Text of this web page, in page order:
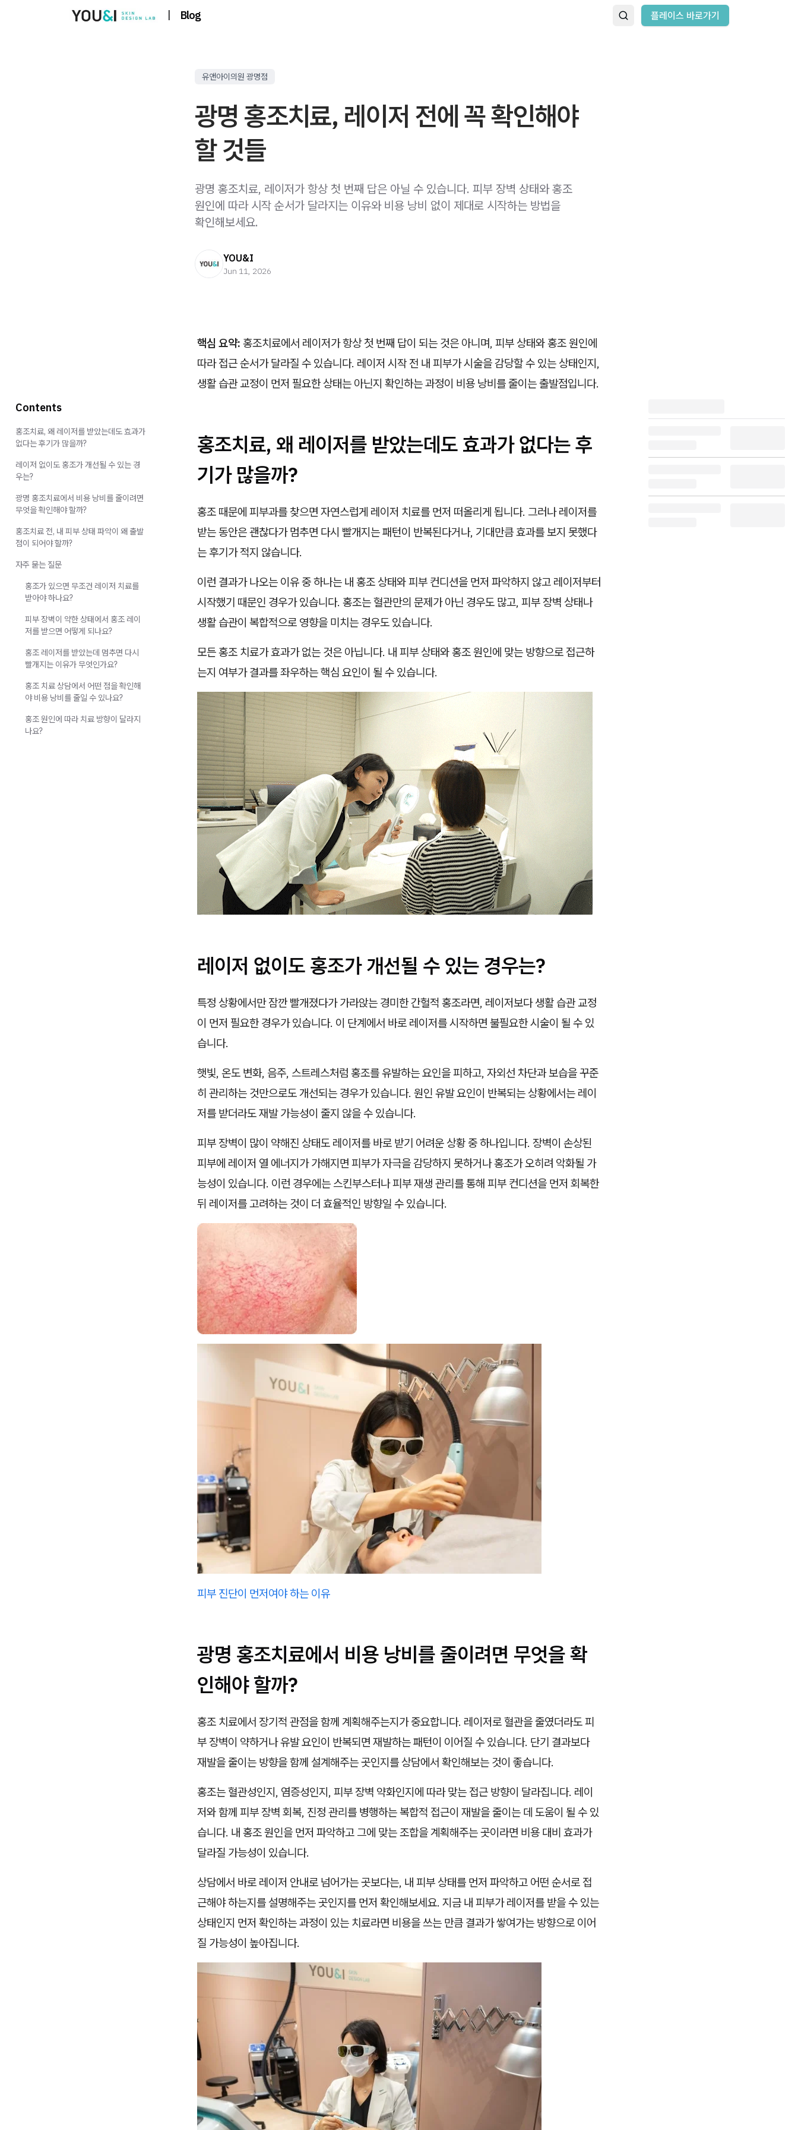
| Blog 플레이스 바로가기
유앤아이의원 광명점
광명 홍조치료, 레이저 전에 꼭 확인해야
할 것들
광명 홍조치료, 레이저가 항상 첫 번째 답은 아닐 수 있습니다. 피부 장벽 상태와 홍조
원인에 따라 시작 순서가 달라지는 이유와 비용 낭비 없이 제대로 시작하는 방법을
확인해보세요.
YOU&I
Jun 11, 2026
핵심 요약: 홍조치료에서 레이저가 항상 첫 번째 답이 되는 것은 아니며, 피부 상태와 홍조 원인에
따라 접근 순서가 달라질 수 있습니다. 레이저 시작 전 내 피부가 시술을 감당할 수 있는 상태인지,
생활 습관 교정이 먼저 필요한 상태는 아닌지 확인하는 과정이 비용 낭비를 줄이는 출발점입니다.
홍조치료, 왜 레이저를 받았는데도 효과가 없다는 후
기가 많을까?
홍조 때문에 피부과를 찾으면 자연스럽게 레이저 치료를 먼저 떠올리게 됩니다. 그러나 레이저를
받는 동안은 괜찮다가 멈추면 다시 빨개지는 패턴이 반복된다거나, 기대만큼 효과를 보지 못했다
는 후기가 적지 않습니다.
이런 결과가 나오는 이유 중 하나는 내 홍조 상태와 피부 컨디션을 먼저 파악하지 않고 레이저부터
시작했기 때문인 경우가 있습니다. 홍조는 혈관만의 문제가 아닌 경우도 많고, 피부 장벽 상태나
생활 습관이 복합적으로 영향을 미치는 경우도 있습니다.
모든 홍조 치료가 효과가 없는 것은 아닙니다. 내 피부 상태와 홍조 원인에 맞는 방향으로 접근하
는지 여부가 결과를 좌우하는 핵심 요인이 될 수 있습니다.
레이저 없이도 홍조가 개선될 수 있는 경우는?
특정 상황에서만 잠깐 빨개졌다가 가라앉는 경미한 간헐적 홍조라면, 레이저보다 생활 습관 교정
이 먼저 필요한 경우가 있습니다. 이 단계에서 바로 레이저를 시작하면 불필요한 시술이 될 수 있
습니다.
햇빛, 온도 변화, 음주, 스트레스처럼 홍조를 유발하는 요인을 피하고, 자외선 차단과 보습을 꾸준
히 관리하는 것만으로도 개선되는 경우가 있습니다. 원인 유발 요인이 반복되는 상황에서는 레이
저를 받더라도 재발 가능성이 줄지 않을 수 있습니다.
피부 장벽이 많이 약해진 상태도 레이저를 바로 받기 어려운 상황 중 하나입니다. 장벽이 손상된
피부에 레이저 열 에너지가 가해지면 피부가 자극을 감당하지 못하거나 홍조가 오히려 악화될 가
능성이 있습니다. 이런 경우에는 스킨부스터나 피부 재생 관리를 통해 피부 컨디션을 먼저 회복한
뒤 레이저를 고려하는 것이 더 효율적인 방향일 수 있습니다.
피부 진단이 먼저여야 하는 이유
광명 홍조치료에서 비용 낭비를 줄이려면 무엇을 확
인해야 할까?
홍조 치료에서 장기적 관점을 함께 계획해주는지가 중요합니다. 레이저로 혈관을 줄였더라도 피
부 장벽이 약하거나 유발 요인이 반복되면 재발하는 패턴이 이어질 수 있습니다. 단기 결과보다
재발을 줄이는 방향을 함께 설계해주는 곳인지를 상담에서 확인해보는 것이 좋습니다.
홍조는 혈관성인지, 염증성인지, 피부 장벽 약화인지에 따라 맞는 접근 방향이 달라집니다. 레이
저와 함께 피부 장벽 회복, 진정 관리를 병행하는 복합적 접근이 재발을 줄이는 데 도움이 될 수 있
습니다. 내 홍조 원인을 먼저 파악하고 그에 맞는 조합을 계획해주는 곳이라면 비용 대비 효과가
달라질 가능성이 있습니다.
상담에서 바로 레이저 안내로 넘어가는 곳보다는, 내 피부 상태를 먼저 파악하고 어떤 순서로 접
근해야 하는지를 설명해주는 곳인지를 먼저 확인해보세요. 지금 내 피부가 레이저를 받을 수 있는
상태인지 먼저 확인하는 과정이 있는 치료라면 비용을 쓰는 만큼 결과가 쌓여가는 방향으로 이어
질 가능성이 높아집니다.
Contents
홍조치료, 왜 레이저를 받았는데도 효과가
없다는 후기가 많을까?
레이저 없이도 홍조가 개선될 수 있는 경
우는?
광명 홍조치료에서 비용 낭비를 줄이려면
무엇을 확인해야 할까?
홍조치료 전, 내 피부 상태 파악이 왜 출발
점이 되어야 할까?
자주 묻는 질문
홍조가 있으면 무조건 레이저 치료를
받아야 하나요?
피부 장벽이 약한 상태에서 홍조 레이
저를 받으면 어떻게 되나요?
홍조 레이저를 받았는데 멈추면 다시
빨개지는 이유가 무엇인가요?
홍조 치료 상담에서 어떤 점을 확인해
야 비용 낭비를 줄일 수 있나요?
홍조 원인에 따라 치료 방향이 달라지
나요?